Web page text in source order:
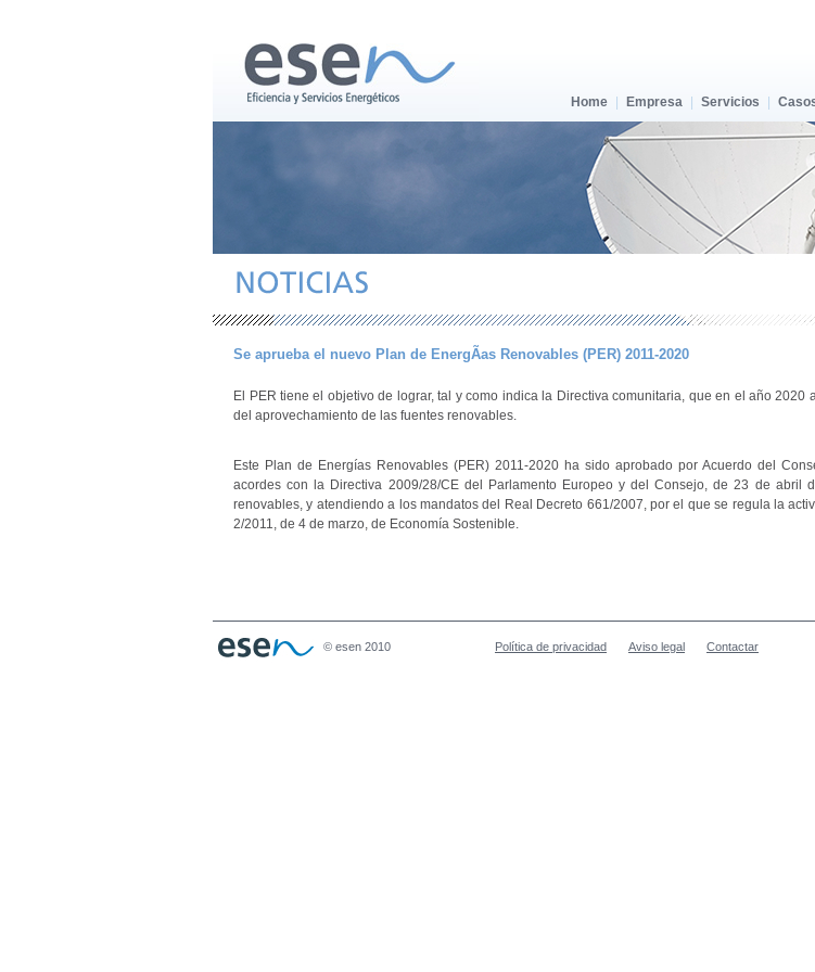
Home Empresa Servicios
NOTICIAS
Se aprueba el nuevo Plan de EnergÃ­as Renovables (PER) 2011-2020
El PER tiene el objetivo de lograr, tal y como indica la Directiva comunitaria, que en el año
del aprovechamiento de las fuentes renovables.
Este Plan de Energías Renovables (PER) 2011-2020 ha sido aprobado por Acuerdo del
acordes con la Directiva 2009/28/CE del Parlamento Europeo y del Consejo, de 23 de
renovables, y atendiendo a los mandatos del Real Decreto 661/2007, por el que se regula la
2/2011, de 4 de marzo, de Economía Sostenible.
© esen 2010 Política de privacidad Aviso legal Contactar